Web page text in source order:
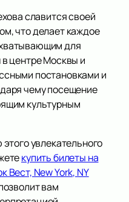
славится своей
что делает каждое
для
центре Москвы и
постановками и
чему посещение
культурным
увлекательного
купить билеты на
Вест, New York, NY
вам